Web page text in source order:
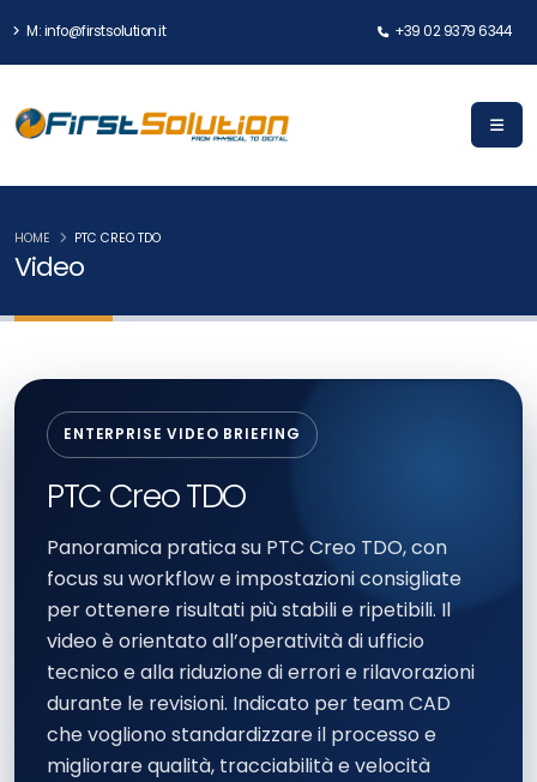
M: info@firstsolution.it +39 02 9379 6344
Video
HOME PTC CREO TDO
ENTERPRISE VIDEO BRIEFING
PTC Creo TDO
Panoramica pratica su PTC Creo TDO, con
focus su workflow e impostazioni consigliate
per ottenere risultati più stabili e ripetibili. Il
video è orientato all’operatività di ufficio
tecnico e alla riduzione di errori e rilavorazioni
durante le revisioni. Indicato per team CAD
che vogliono standardizzare il processo e
migliorare qualità, tracciabilità e velocità